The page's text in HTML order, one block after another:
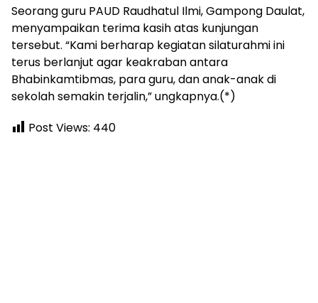
Seorang guru PAUD Raudhatul Ilmi, Gampong Daulat,
menyampaikan terima kasih atas kunjungan
tersebut. “Kami berharap kegiatan silaturahmi ini
terus berlanjut agar keakraban antara
Bhabinkamtibmas, para guru, dan anak-anak di
sekolah semakin terjalin,” ungkapnya.(*)
Post Views: 440